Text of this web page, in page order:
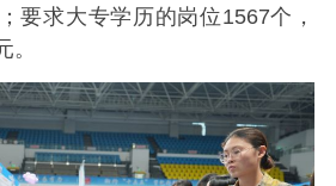
要求大专学历的岗位1567个，